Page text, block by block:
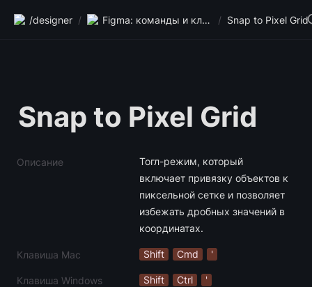
/designer / Figma: команды и клавиши / Snap to Pixel Grid
Snap to Pixel Grid
Описание
Тогл-режим, который
включает привязку объектов к
пиксельной сетке и позволяет
избежать дробных значений в
координатах.
Клавиша Mac Shift Cmd '
Клавиша Windows Shift Ctrl '